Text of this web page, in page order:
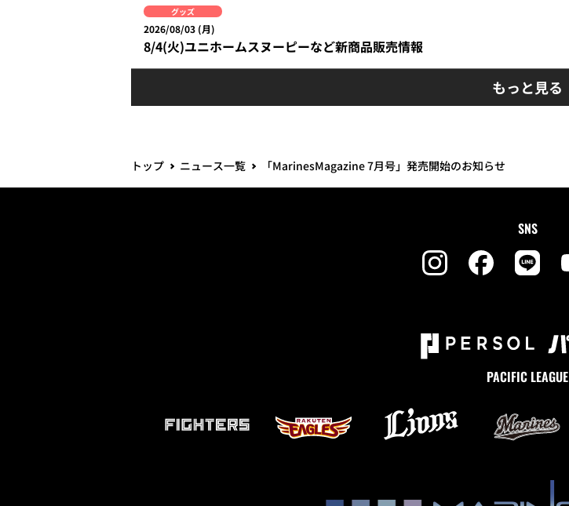
グッズ
2026/08/03 (月)
8/4(火)ユニホームスヌーピーなど新商品販売情報
もっと見る
トップ ニュース一覧 「MarinesMagazine 7月号」発売開始のお知らせ
SNS
PACIFIC LEAGUE